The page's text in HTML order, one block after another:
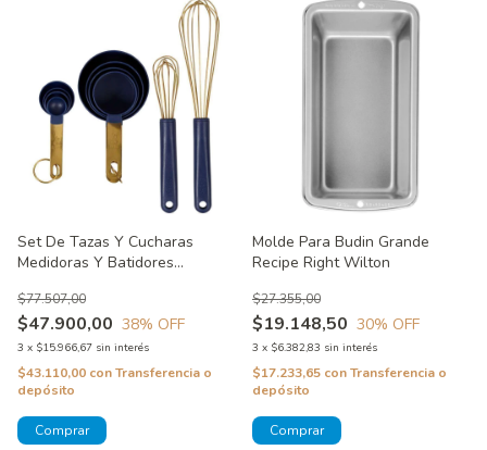
Set De Tazas Y Cucharas
Medidoras Y Batidores
$47.900,00
$77.507,00
38% OFF
3 x $15.966,67 sin interés
$43.110,00 conTransferencia o
depósito
Molde Para Budin Grande
Recipe Right Wilton
$19.148,50
$27.355,00
30% OFF
3 x $6.382,83 sin interés
$17.233,65 conTransferencia o
depósito